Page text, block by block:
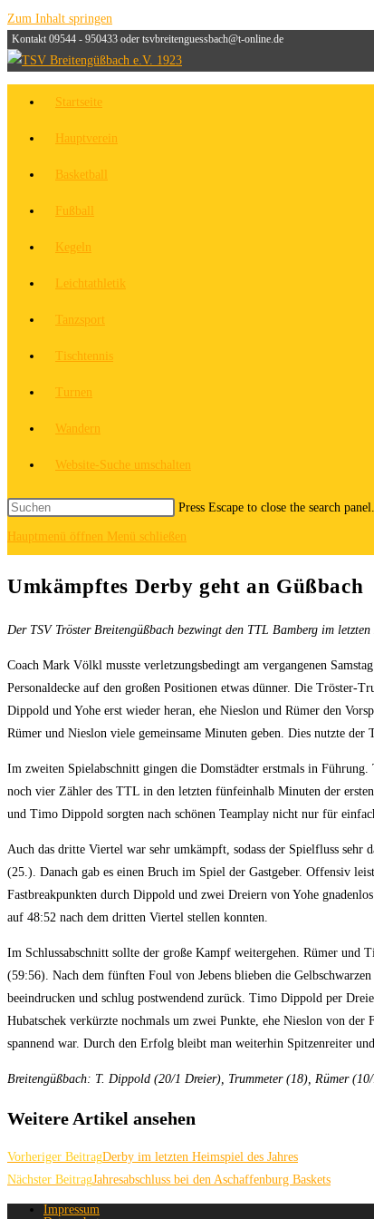
Zum Inhalt springen
Kontakt 09544 - 950433 oder tsvbreitenguessbach@t-online.de
Startseite
Hauptverein
Basketball
Fußball
Kegeln
Leichtathletik
Tanzsport
Tischtennis
Turnen
Wandern
Website-Suche umschalten
Press Escape to close the search panel.
Hauptmenü öffnen Menü schließen
Umkämpftes Derby geht an Güßbach
Der TSV Tröster Breitengüßbach bezwingt den TTL Bamberg im
Coach Mark Völkl musste verletzungsbedingt am vergangenen
Personaldecke auf den großen Positionen etwas dünner. Die
Dippold und Yohe erst wieder heran, ehe Nieslon und Rümer den
Rümer und Nieslon viele gemeinsame Minuten geben. Dies nutzte
Im zweiten Spielabschnitt gingen die Domstädter erstmals in
noch vier Zähler des TTL in den letzten fünfeinhalb Minuten der
und Timo Dippold sorgten nach schönen Teamplay nicht nur für
Auch das dritte Viertel war sehr umkämpft, sodass der Spielfluss
(25.). Danach gab es einen Bruch im Spiel der Gastgeber. Offensiv
Fastbreakpunkten durch Dippold und zwei Dreiern von Yohe
auf 48:52 nach dem dritten Viertel stellen konnten.
Im Schlussabschnitt sollte der große Kampf weitergehen. Rümer und
(59:56). Nach dem fünften Foul von Jebens blieben die
beeindrucken und schlug postwendend zurück. Timo Dippold per
Hubatschek verkürzte nochmals um zwei Punkte, ehe Nieslon von
spannend war. Durch den Erfolg bleibt man weiterhin Spitzenreiter
Breitengüßbach: T. Dippold (20/1 Dreier), Trummeter (18), Rümer
Weitere Artikel ansehen
Vorheriger BeitragDerby im letzten Heimspiel des Jahres
Nächster BeitragJahresabschluss bei den Aschaffenburg Baskets
Impressum